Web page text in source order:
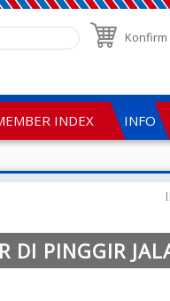
INDEX INFO
DI PINGGIR